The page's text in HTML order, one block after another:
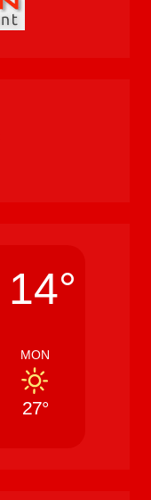
14°
MON
27°